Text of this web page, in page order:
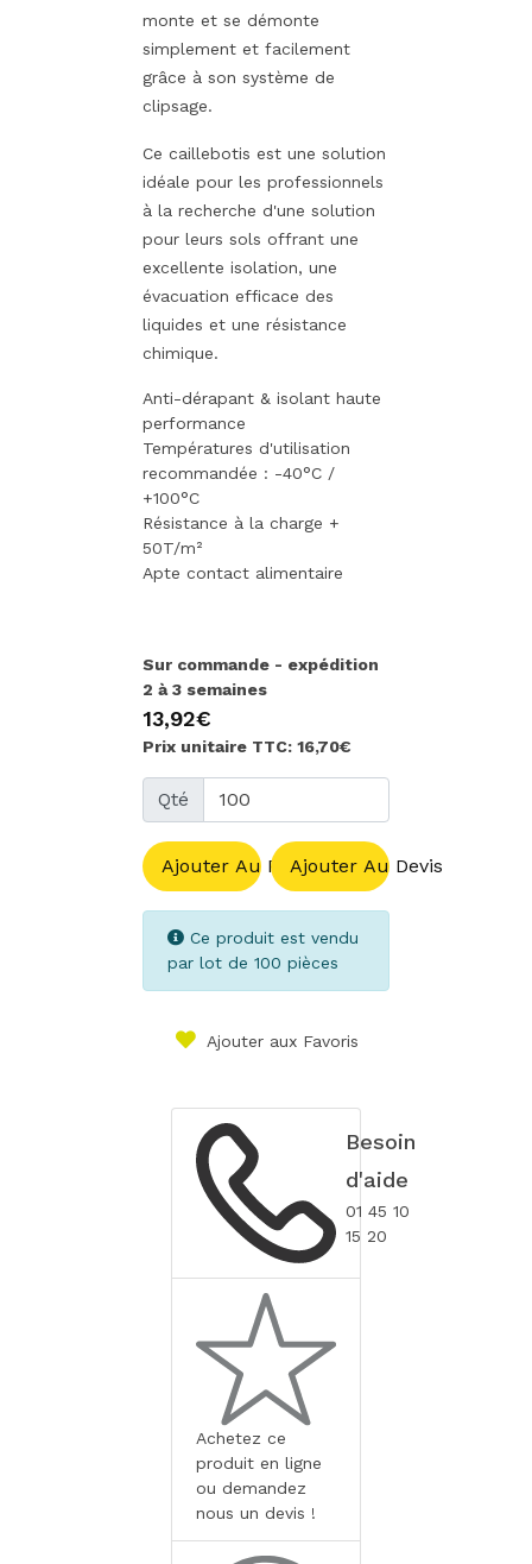
monte et se démonte
simplement et facilement
grâce à son système de
clipsage.
Ce caillebotis est une solution
idéale pour les professionnels
à la recherche d'une solution
pour leurs sols offrant une
excellente isolation, une
évacuation efficace des
liquides et une résistance
chimique.
Anti-dérapant & isolant haute
performance
Températures d'utilisation
recommandée : -40°C /
+100°C
Résistance à la charge +
50T/m²
Apte contact alimentaire
Sur commande - expédition
2 à 3 semaines
13,92€
Prix unitaire TTC: 16,70€
Qté
Ajouter Au PanierAjouter Au Devis
Ce produit est vendu
par lot de 100 pièces
Ajouter aux Favoris
Besoin
d'aide
01 45 10
15 20
Achetez ce
produit en ligne
ou demandez
nous un devis !